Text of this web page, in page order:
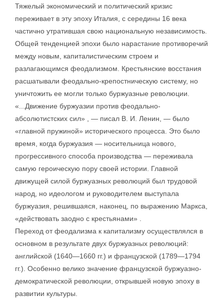
Тяжелый экономический и политический кризис
переживает в эту эпоху Италия, с середины 16 века
частично утратившая свою национальную независимость.
Общей тенденцией эпохи было нарастание противоречий
между новым, капиталистическим строем и
разлагающимся феодализмом. Крестьянские восстания
расшатывали феодально-крепостническую систему, но
уничтожить ее могли только буржуазные революции.
«...Движение буржуазии против феодально-
абсолютистских сил» , — писал В. И. Ленин, — было
«главной пружиной» исторического процесса. Это было
время, когда буржуазия — носительница нового,
прогрессивного способа производства — переживала
самую героическую пору своей истории. Главной
движущей силой буржуазных революций был трудовой
народ, но идеологом и руководителем выступала
буржуазия, решившаяся, наконец, по выражению Маркса,
«действовать заодно с крестьянами» .
Переход от феодализма к капитализму осуществлялся в
основном в результате двух буржуазных революций:
английской (1640—1660 гг.) и французской (1789—1794
гг.). Особенно велико значение французской буржуазно-
демократической революции, открывшей новую эпоху в
развитии культуры.